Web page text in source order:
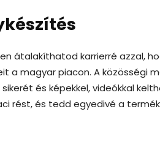
átalakíthatod karrierré azzal,
a magyar piacon. A közösségi
és képekkel, videókkal
rést, és tedd egyedivé a